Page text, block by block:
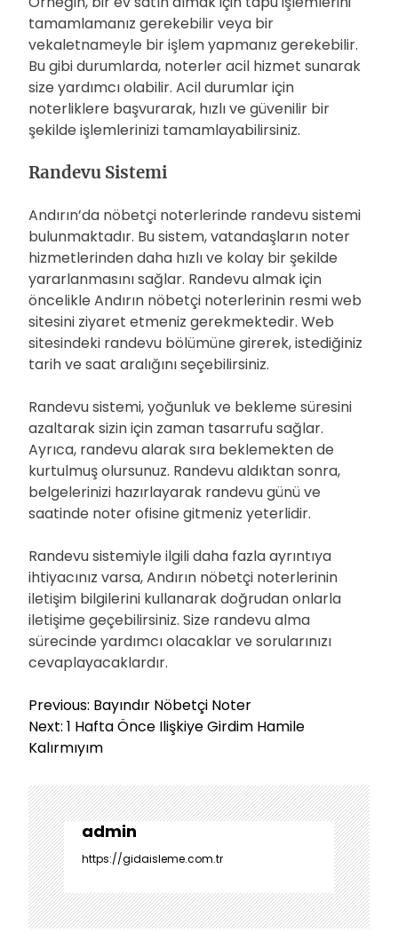
tamamlamanız gerekebilir veya bir
vekaletnameyle bir işlem yapmanız gerekebilir.
Bu gibi durumlarda, noterler acil hizmet sunarak
size yardımcı olabilir. Acil durumlar için
noterliklere başvurarak, hızlı ve güvenilir bir
şekilde işlemlerinizi tamamlayabilirsiniz.
Randevu Sistemi
Andırın’da nöbetçi noterlerinde randevu sistemi
bulunmaktadır. Bu sistem, vatandaşların noter
hizmetlerinden daha hızlı ve kolay bir şekilde
yararlanmasını sağlar. Randevu almak için
öncelikle Andırın nöbetçi noterlerinin resmi web
sitesini ziyaret etmeniz gerekmektedir. Web
sitesindeki randevu bölümüne girerek, istediğiniz
tarih ve saat aralığını seçebilirsiniz.
Randevu sistemi, yoğunluk ve bekleme süresini
azaltarak sizin için zaman tasarrufu sağlar.
Ayrıca, randevu alarak sıra beklemekten de
kurtulmuş olursunuz. Randevu aldıktan sonra,
belgelerinizi hazırlayarak randevu günü ve
saatinde noter ofisine gitmeniz yeterlidir.
Randevu sistemiyle ilgili daha fazla ayrıntıya
ihtiyacınız varsa, Andırın nöbetçi noterlerinin
iletişim bilgilerini kullanarak doğrudan onlarla
iletişime geçebilirsiniz. Size randevu alma
sürecinde yardımcı olacaklar ve sorularınızı
cevaplayacaklardır.
Y
a
z
g
e
z
i
n
m
e
Previous: Bayındır Nöbetçi Noter
Next: 1 Hafta Önce Ilişkiye Girdim Hamile
Kalırmıyım
admin
https://gidaisleme.com.tr